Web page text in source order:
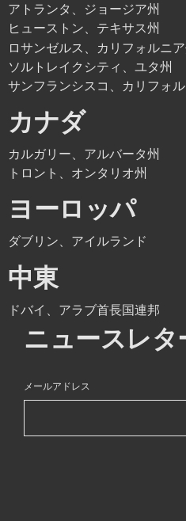
アトランタ、ジョージア州
ヒューストン、テキサス州
ロサンゼルス、カリフォルニア
ソルトレイクシティ、ユタ州
サンフランシスコ、カリフォ
カナダ
カルガリー、アルバータ州
トロント、オンタリオ州
ヨーロッパ
ダブリン、アイルランド
中東
ドバイ、アラブ首長国連邦
ニュースレタ
メールアドレス